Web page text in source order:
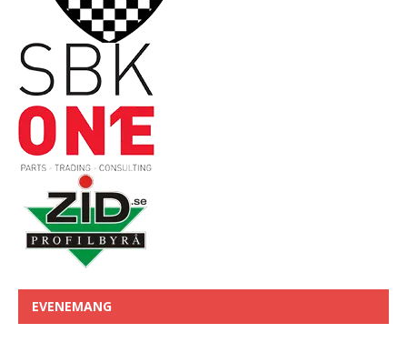
EVENEMANG